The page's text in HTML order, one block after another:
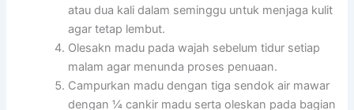
atau dua kali dalam seminggu untuk menjaga kulit
agar tetap lembut.
Olesakn madu pada wajah sebelum tidur setiap
malam agar menunda proses penuaan.
Campurkan madu dengan tiga sendok air mawar
dengan ¼ cankir madu serta oleskan pada bagian